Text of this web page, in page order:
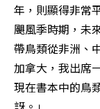
年，則顯得非常
颶風季時期，未
帶鳥類從非洲、
加拿大，我出席
現在書本中的鳥